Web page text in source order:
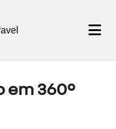
em 360°